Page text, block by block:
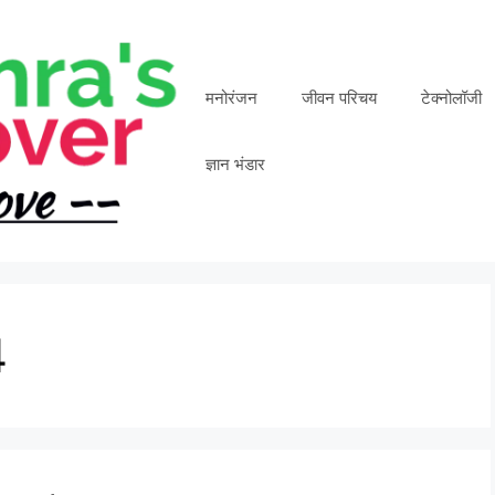
मनोरंजन जीवन परिचय टेक्नोलॉजी
ज्ञान भंडार